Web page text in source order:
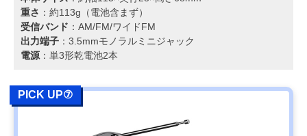
重さ ：約113g（電池含まず）
受信バンド ：AM/FM/ワイドFM
出力端子 ：3.5mmモノラルミニジャック
電源 ：単3形乾電池2本
PICK UP⑦